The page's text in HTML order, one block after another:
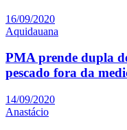
16/09/2020
Aquidauana
PMA prende dupla
pescado fora da
14/09/2020
Anastácio